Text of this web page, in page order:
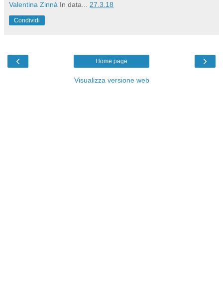
Valentina Zinnà In data... 27.3.18
Condividi
‹ ›
Home page
Visualizza versione web